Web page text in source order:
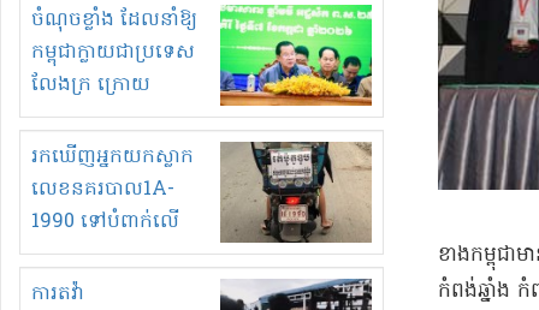
ចំណុចខ្លាំង ដែលនាំឱ្យ
កម្ពុជាក្លាយជាប្រទេស
លែងក្រ ក្រោយ
ឆ្នាំ២០៣០
រកឃើញអ្នកយកស្លាក
លេខនគរបាល1A-
1990 ទៅបំពាក់លើ
ម៉ូតូរបស់ខ្លួន ដាកផ្លាក
រត់ឌុបហើយ
ការតវ៉ា
ខាង​កម្ពុ​ជា
កំពង់ឆ្នាំង